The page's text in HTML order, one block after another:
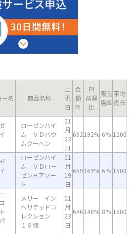
ー名 商品名称
出
現
日
金
額
PI
PI
前週
比
販売
店率
平均
売価
ローゼンハイ
ム ＶＤバウ
ムクーヘン
01
月
23
日
692192% 6% 1200
ローゼンハイ
ム ＶＤロ－
ゼンＨアソー
ト
01
月
19
日
659169% 6% 1500
メリー イン
ヘリテッドコ
レクション
１８個
01
月
23
日
646148% 8% 1500